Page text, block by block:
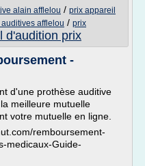
alain afflelou / prix appareil
afflelou / prix
d'audition prix
-
d'une prothèse auditive
meilleure mutuelle
votre mutuelle en ligne.
remboursement-
medicaux-Guide-